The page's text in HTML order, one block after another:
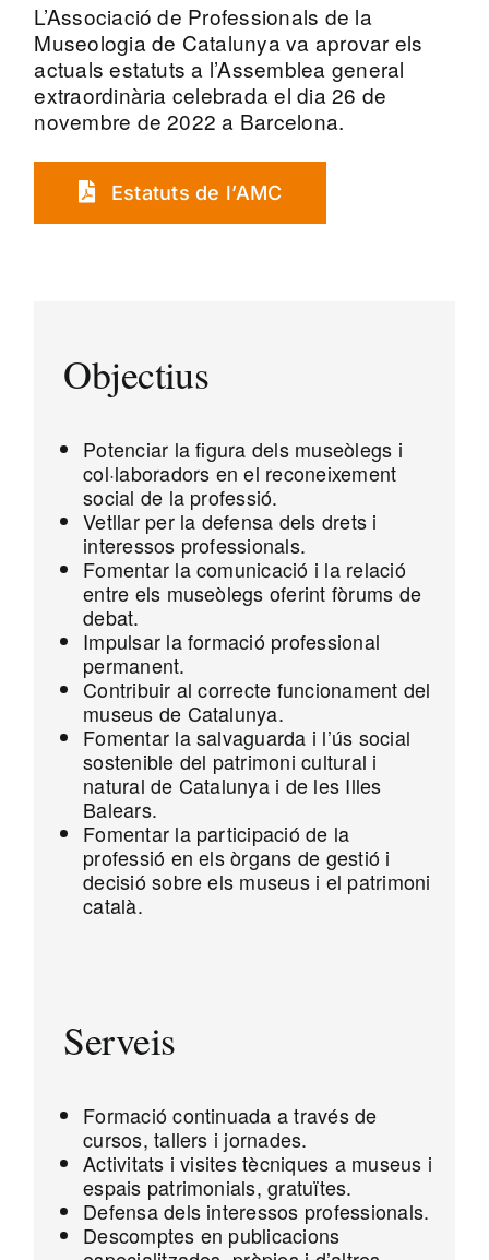
L’Associació de Professionals de la
Museologia de Catalunya va aprovar els
actuals estatuts a l’Assemblea general
extraordinària celebrada el dia 26 de
novembre de 2022 a Barcelona.
Estatuts de l’AMC
Objectius
Potenciar la figura dels museòlegs i
col·laboradors en el reconeixement
social de la professió.
Vetllar per la defensa dels drets i
interessos professionals.
Fomentar la comunicació i la relació
entre els museòlegs oferint fòrums de
debat.
Impulsar la formació professional
permanent.
Contribuir al correcte funcionament del
museus de Catalunya.
Fomentar la salvaguarda i l’ús social
sostenible del patrimoni cultural i
natural de Catalunya i de les Illes
Balears.
Fomentar la participació de la
professió en els òrgans de gestió i
decisió sobre els museus i el patrimoni
català.
Serveis
Formació continuada a través de
cursos, tallers i jornades.
Activitats i visites tècniques a museus i
espais patrimonials, gratuïtes.
Defensa dels interessos professionals.
Descomptes en publicacions